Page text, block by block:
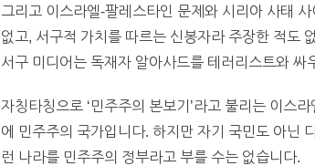
그리고 이스라엘-팔레스타인 문제와 시리아 사태
없고, 서구적 가치를 따르는 신봉자라 주장한 적도
서구 미디어는 독재자 알아사드를 테러리스트와 싸
자칭타칭으로 ‘민주주의 본보기’라고 불리는 이스
에 민주주의 국가입니다. 하지만 자기 국민도 아닌
런 나라를 민주주의 정부라고 부를 수는 없습니다.